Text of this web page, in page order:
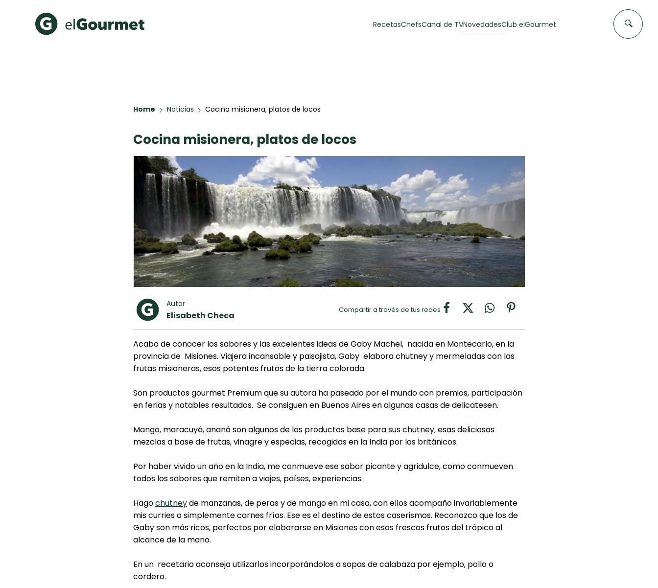
Recetas
Toast de trucha
curada y queso
casero
30 min
EMPANADAS DE
CARNE
60 min
FLAN CASERO
50 min
Todas las recetas
ChefsCanal de TVNovedadesClub elGourmet
Home Noticias Cocina misionera, platos de locos
Cocina misionera, platos de locos
Autor
Elisabeth Checa Compartir a través de tus redes
Acabo de conocer los sabores y las excelentes ideas de Gaby Machel, nacida en Montecarlo, en la
provincia de Misiones. Viajera incansable y paisajista, Gaby elabora chutney y mermeladas con las
frutas misioneras, esos potentes frutos de la tierra colorada.
Son productos gourmet Premium que su autora ha paseado por el mundo con premios, participación
en ferias y notables resultados. Se consiguen en Buenos Aires en algunas casas de delicatesen.
Mango, maracuyá, ananá son algunos de los productos base para sus chutney, esas deliciosas
mezclas a base de frutas, vinagre y especias, recogidas en la India por los británicos.
Por haber vivido un año en la India, me conmueve ese sabor picante y agridulce, como conmueven
todos los sabores que remiten a viajes, países, experiencias.
Hagochutneyde manzanas, de peras y de mango en mi casa, con ellos acompaño invariablemente
mis curries o simplemente carnes frías. Ese es el destino de estos caserismos. Reconozco que los de
Gaby son más ricos, perfectos por elaborarse en Misiones con esos frescos frutos del trópico al
alcance de la mano.
En un recetario aconseja utilizarlos incorporándolos a sopas de calabaza por ejemplo, pollo o
cordero.